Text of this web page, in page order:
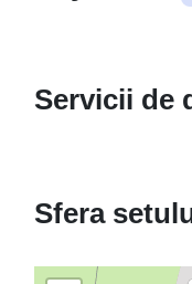
Servicii de
Sfera